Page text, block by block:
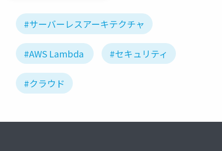
#サーバーレスアーキテクチャ
#AWS Lambda #セキュリティ
#クラウド